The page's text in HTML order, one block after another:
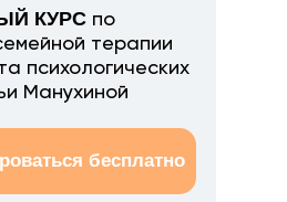
КУРС по
терапии
психологических
Манухиной
бесплатно